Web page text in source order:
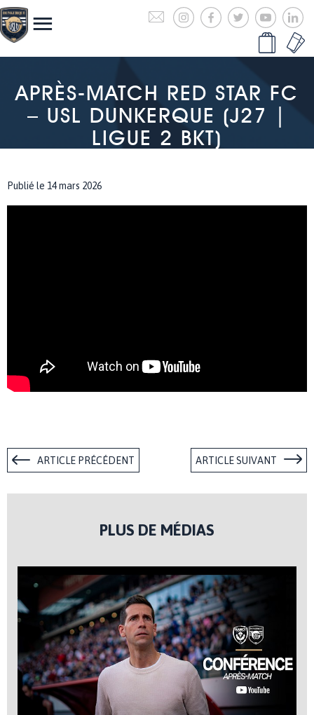
APRÈS-MATCH RED STAR FC
– USL DUNKERQUE (J27 |
LIGUE 2 BKT)
Publié le 14 mars 2026
ARTICLE PRÉCÉDENT ARTICLE SUIVANT
PLUS DE MÉDIAS